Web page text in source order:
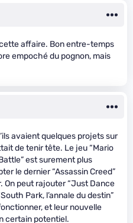
affaire. Bon entre-temps
empoché du pognon, mais
avaient quelques projets sur
de tenir tête. Le jeu “Mario
est surement plus
le dernier “Assassin Creed”
On peut rajouter “Just Dance
Park, l’annale du destin”
et leur nouvelle
certain potentiel.